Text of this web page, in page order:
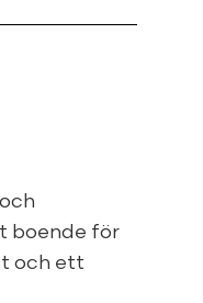
boende för
och ett